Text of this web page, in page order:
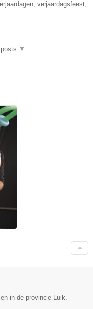
verjaardagsfeest,
▼
in de provincie Luik.